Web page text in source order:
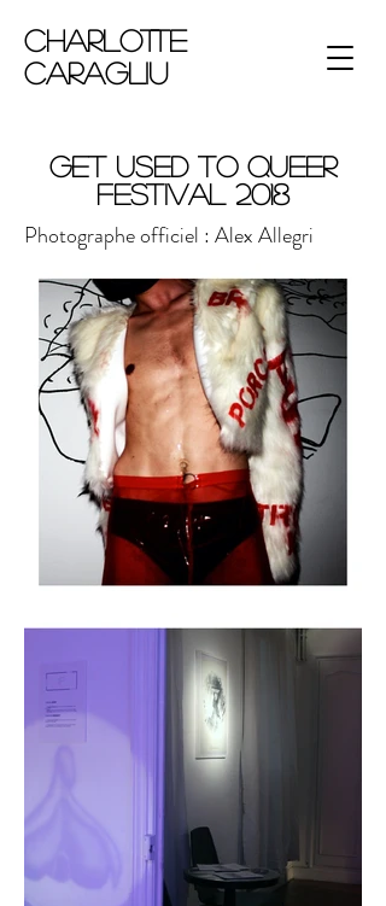
Charlotte
Caragliu
Get Used to Queer
Festival 2018
Photographe officiel : Alex Allegri